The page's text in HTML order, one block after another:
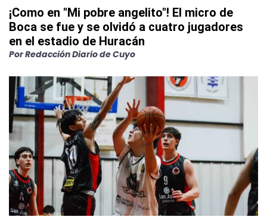
¡Como en "Mi pobre angelito"! El micro de
Boca se fue y se olvidó a cuatro jugadores
en el estadio de Huracán
PorRedacción Diario de Cuyo